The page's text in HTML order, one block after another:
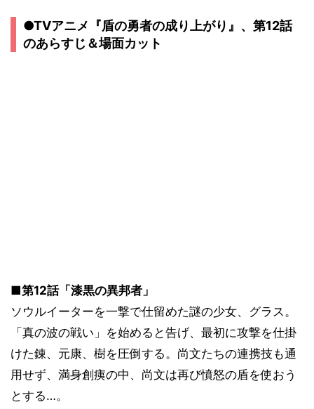
●TVアニメ『盾の勇者の成り上がり』、第12話
のあらすじ＆場面カット
■第12話「漆黒の異邦者」
ソウルイーターを一撃で仕留めた謎の少女、グラス。
「真の波の戦い」を始めると告げ、最初に攻撃を仕掛
けた錬、元康、樹を圧倒する。尚文たちの連携技も通
用せず、満身創痍の中、尚文は再び憤怒の盾を使おう
とする…。